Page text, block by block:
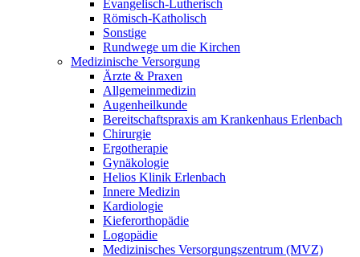
Evangelisch-Lutherisch
Römisch-Katholisch
Sonstige
Rundwege um die Kirchen
Medizinische Versorgung
Ärzte & Praxen
Allgemeinmedizin
Augenheilkunde
Bereitschaftspraxis am Krankenhaus Erlenbach
Chirurgie
Ergotherapie
Gynäkologie
Helios Klinik Erlenbach
Innere Medizin
Kardiologie
Kieferorthopädie
Logopädie
Medizinisches Versorgungszentrum (MVZ)